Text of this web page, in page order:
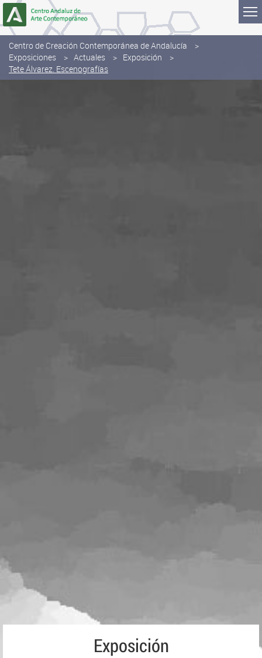
Saltar al contenido
Centro de Creación Contemporánea de Andalucía
Exposiciones
Actuales
Exposición
Tete Álvarez. Escenografías
Exposición